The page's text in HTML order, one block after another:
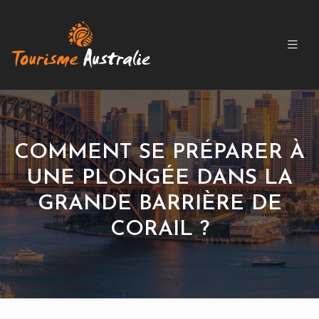
COMMENT SE PRÉPARER À
UNE PLONGÉE DANS LA
GRANDE BARRIÈRE DE
CORAIL ?